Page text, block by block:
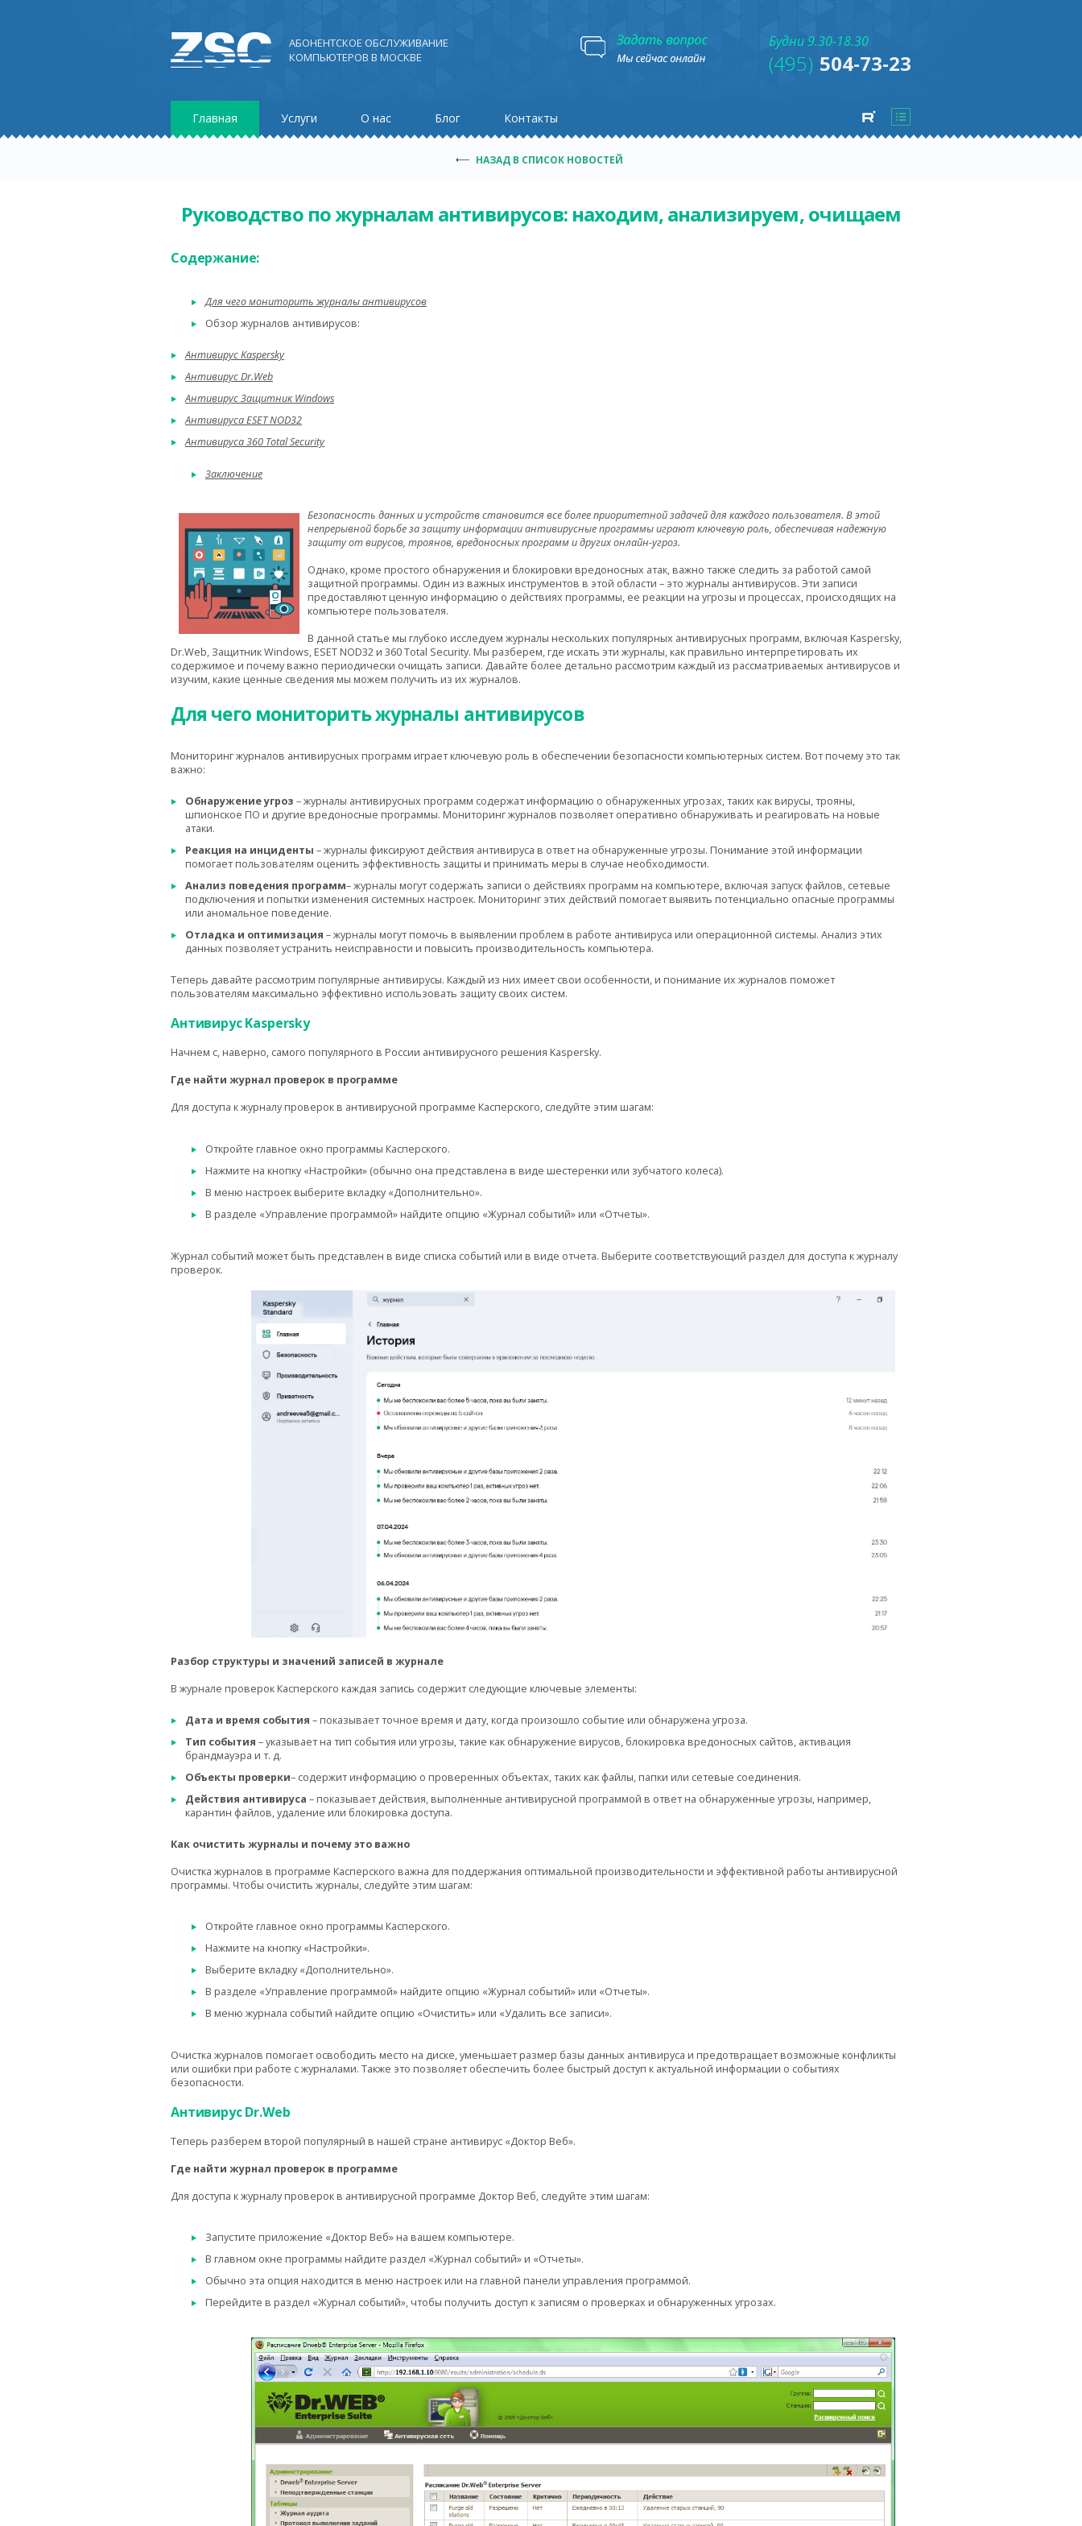
АБОНЕНТСКОЕ ОБСЛУЖИВАНИЕ
КОМПЬЮТЕРОВ В МОСКВЕ
Будни 9.30-18.30
(495) 504-73-23
Главная Услуги О нас Блог Контакты
НАЗАД В СПИСОК НОВОСТЕЙ
Руководство по журналам антивирусов: находим, анализируем, очищаем
Содержание:
Для чего мониторить журналы антивирусов
Обзор журналов антивирусов:
Антивирус Kaspersky
Антивирус Dr.Web
Антивирус Защитник Windows
Антивируса ESET NOD32
Антивируса 360 Total Security
Заключение
Безопасность данных и устройств становится все более приоритетной задачей для каждого пользователя. В этой
непрерывной борьбе за защиту информации антивирусные программы играют ключевую роль, обеспечивая надежную
защиту от вирусов, троянов, вредоносных программ и других онлайн-угроз.
Однако, кроме простого обнаружения и блокировки вредоносных атак, важно также следить за работой самой
защитной программы. Один из важных инструментов в этой области – это журналы антивирусов. Эти записи
предоставляют ценную информацию о действиях программы, ее реакции на угрозы и процессах, происходящих на
компьютере пользователя.
В данной статье мы глубоко исследуем журналы нескольких популярных антивирусных программ, включая Kaspersky,
Dr.Web, Защитник Windows, ESET NOD32 и 360 Total Security. Мы разберем, где искать эти журналы, как правильно интерпретировать их
содержимое и почему важно периодически очищать записи. Давайте более детально рассмотрим каждый из рассматриваемых антивирусов и
изучим, какие ценные сведения мы можем получить из их журналов.
Для чего мониторить журналы антивирусов
Мониторинг журналов антивирусных программ играет ключевую роль в обеспечении безопасности компьютерных систем. Вот почему это так
важно:
Обнаружение угроз – журналы антивирусных программ содержат информацию о обнаруженных угрозах, таких как вирусы, трояны,
шпионское ПО и другие вредоносные программы. Мониторинг журналов позволяет оперативно обнаруживать и реагировать на новые
атаки.
Реакция на инциденты – журналы фиксируют действия антивируса в ответ на обнаруженные угрозы. Понимание этой информации
помогает пользователям оценить эффективность защиты и принимать меры в случае необходимости.
Анализ поведения программ– журналы могут содержать записи о действиях программ на компьютере, включая запуск файлов, сетевые
подключения и попытки изменения системных настроек. Мониторинг этих действий помогает выявить потенциально опасные программы
или аномальное поведение.
Отладка и оптимизация – журналы могут помочь в выявлении проблем в работе антивируса или операционной системы. Анализ этих
данных позволяет устранить неисправности и повысить производительность компьютера.
Теперь давайте рассмотрим популярные антивирусы. Каждый из них имеет свои особенности, и понимание их журналов поможет
пользователям максимально эффективно использовать защиту своих систем.
Антивирус Kaspersky
Начнем с, наверно, самого популярного в России антивирусного решения Kaspersky.
Где найти журнал проверок в программе
Для доступа к журналу проверок в антивирусной программе Касперского, следуйте этим шагам:
Откройте главное окно программы Касперского.
Нажмите на кнопку «Настройки» (обычно она представлена в виде шестеренки или зубчатого колеса).
В меню настроек выберите вкладку «Дополнительно».
В разделе «Управление программой» найдите опцию «Журнал событий» или «Отчеты».
Журнал событий может быть представлен в виде списка событий или в виде отчета. Выберите соответствующий раздел для доступа к журналу
проверок.
Разбор структуры и значений записей в журнале
В журнале проверок Касперского каждая запись содержит следующие ключевые элементы:
Дата и время события – показывает точное время и дату, когда произошло событие или обнаружена угроза.
Тип события – указывает на тип события или угрозы, такие как обнаружение вирусов, блокировка вредоносных сайтов, активация
брандмауэра и т. д.
Объекты проверки– содержит информацию о проверенных объектах, таких как файлы, папки или сетевые соединения.
Действия антивируса – показывает действия, выполненные антивирусной программой в ответ на обнаруженные угрозы, например,
карантин файлов, удаление или блокировка доступа.
Как очистить журналы и почему это важно
Очистка журналов в программе Касперского важна для поддержания оптимальной производительности и эффективной работы антивирусной
программы. Чтобы очистить журналы, следуйте этим шагам:
Откройте главное окно программы Касперского.
Нажмите на кнопку «Настройки».
Выберите вкладку «Дополнительно».
В разделе «Управление программой» найдите опцию «Журнал событий» или «Отчеты».
В меню журнала событий найдите опцию «Очистить» или «Удалить все записи».
Очистка журналов помогает освободить место на диске, уменьшает размер базы данных антивируса и предотвращает возможные конфликты
или ошибки при работе с журналами. Также это позволяет обеспечить более быстрый доступ к актуальной информации о событиях
безопасности.
Антивирус Dr.Web
Теперь разберем второй популярный в нашей стране антивирус «Доктор Веб».
Где найти журнал проверок в программе
Для доступа к журналу проверок в антивирусной программе Доктор Веб, следуйте этим шагам:
Запустите приложение «Доктор Веб» на вашем компьютере.
В главном окне программы найдите раздел «Журнал событий» и «Отчеты».
Обычно эта опция находится в меню настроек или на главной панели управления программой.
Перейдите в раздел «Журнал событий», чтобы получить доступ к записям о проверках и обнаруженных угрозах.